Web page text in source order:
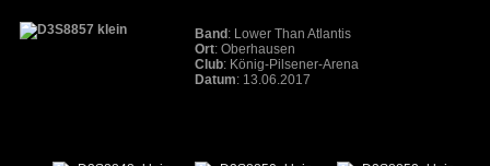
Band : Lower Than Atlantis
Ort: Oberhausen
Club: König-Pilsener-Arena
Datum: 13.06.2017